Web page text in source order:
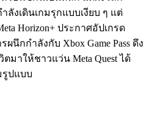
ลังเดินเกมรุกแบบเงียบ ๆ แต่
Horizon+ ประกาศอัปเกรด
กกำลังกับ Xbox Game Pass ดึง
มาให้ชาวแว่น Meta Quest ได้
ปแบบ